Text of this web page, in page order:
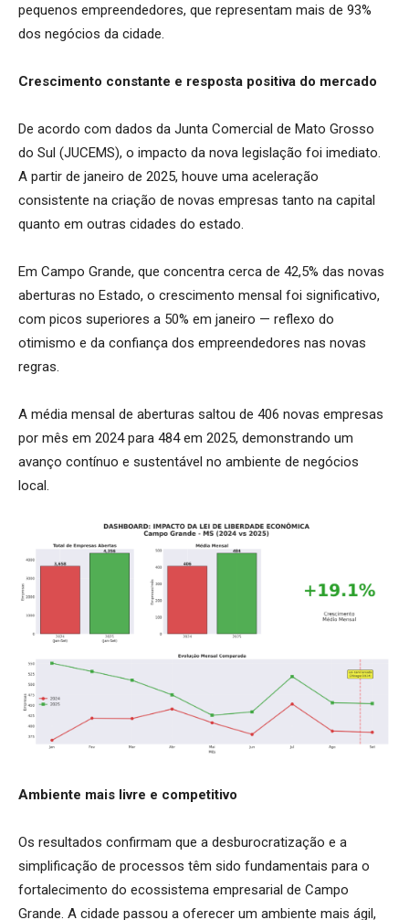
pequenos empreendedores, que representam mais de 93%
dos negócios da cidade.
Crescimento constante e resposta positiva do mercado
De acordo com dados da Junta Comercial de Mato Grosso
do Sul (JUCEMS), o impacto da nova legislação foi imediato.
A partir de janeiro de 2025, houve uma aceleração
consistente na criação de novas empresas tanto na capital
quanto em outras cidades do estado.
Em Campo Grande, que concentra cerca de 42,5% das novas
aberturas no Estado, o crescimento mensal foi significativo,
com picos superiores a 50% em janeiro — reflexo do
otimismo e da confiança dos empreendedores nas novas
regras.
A média mensal de aberturas saltou de 406 novas empresas
por mês em 2024 para 484 em 2025, demonstrando um
avanço contínuo e sustentável no ambiente de negócios
local.
Ambiente mais livre e competitivo
Os resultados confirmam que a desburocratização e a
simplificação de processos têm sido fundamentais para o
fortalecimento do ecossistema empresarial de Campo
Grande. A cidade passou a oferecer um ambiente mais ágil,